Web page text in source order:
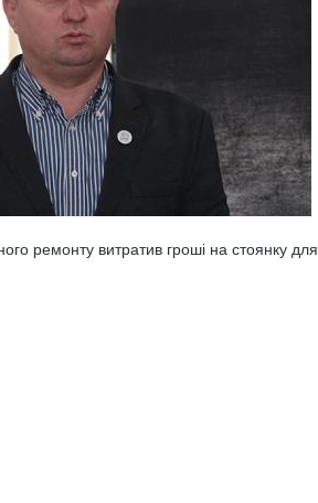
ремонту витратив гроші на стоянку для